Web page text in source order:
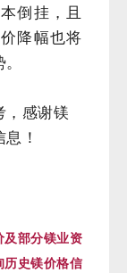
倒挂，且
降幅也将
，感谢镁
！
及部分镁业资
历史镁价格信